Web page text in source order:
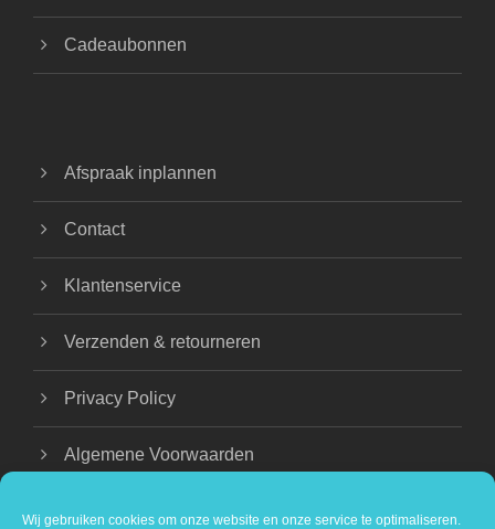
Wij gebruiken cookies om onze website en onze service te optimaliseren.
Cadeaubonnen
Afspraak inplannen
Contact
Klantenservice
Verzenden & retourneren
Privacy Policy
Algemene Voorwaarden